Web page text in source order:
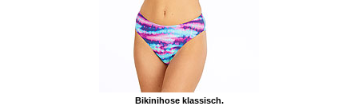
Bikinihose klassisch.